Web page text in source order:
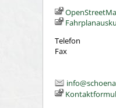
Telefon
Fax